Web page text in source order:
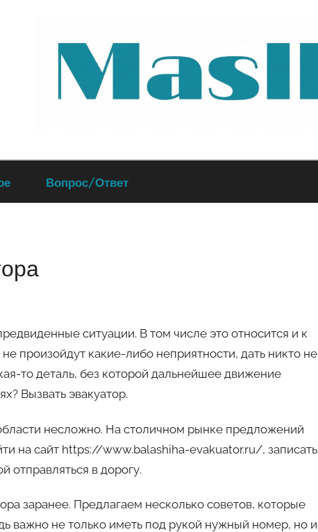
Руководство
по
вашего
Вопрос/Ответ
ситуации. В том числе это относится и к
произойдут какие-либо неприятности, дать никто не
то деталь, без которой дальнейшее движение
Вызвать эвакуатор.
несложно. На столичном рынке предложений
на сайт https://www.balashiha-evakuator.ru/, записать
отправляться в дорогу.
заранее. Предлагаем несколько советов, которые
важно не только иметь под рукой нужный номер, но и